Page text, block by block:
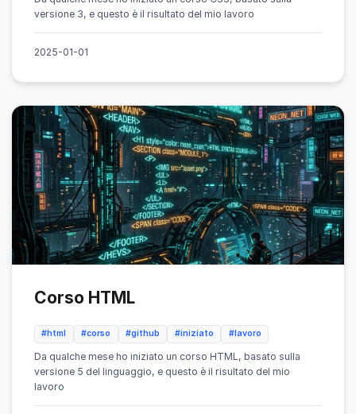
versione 3, e questo è il risultato del mio lavoro
2025-01-01
Corso HTML
#html #corso #github #iniziato #lavoro
Da qualche mese ho iniziato un corso HTML, basato sulla
versione 5 del linguaggio, e questo è il risultato del mio
lavoro